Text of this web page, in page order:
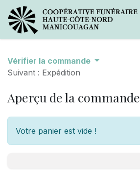
Vérifier la commande
Suivant : Expédition
Aperçu de la commande
Votre panier est vide !